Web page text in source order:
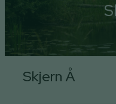
Skjern Å